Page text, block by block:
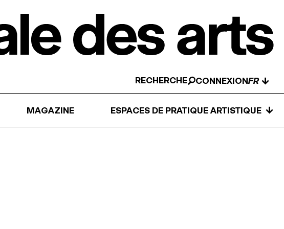
RECHERCHE CONNEXION ↓
MAGAZINE ESPACES DE PRATIQUE ARTISTIQUE ↓